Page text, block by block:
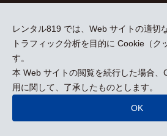
レンタル819 では、Web サイトの適切
トラフィック分析を目的に Cookie（ク
す。
本 Web サイトの閲覧を続行した場合、
用に関して、了承したものとします。
OK
採用情報
kizuki Rental Service © All